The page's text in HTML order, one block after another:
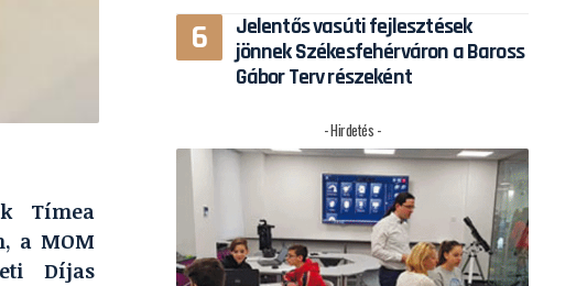
Tímea
a MOM
Díjas
Jelentős vasúti fejlesztések
jönnek Székesfehérváron a Baross
Gábor Terv részeként
- Hirdetés -